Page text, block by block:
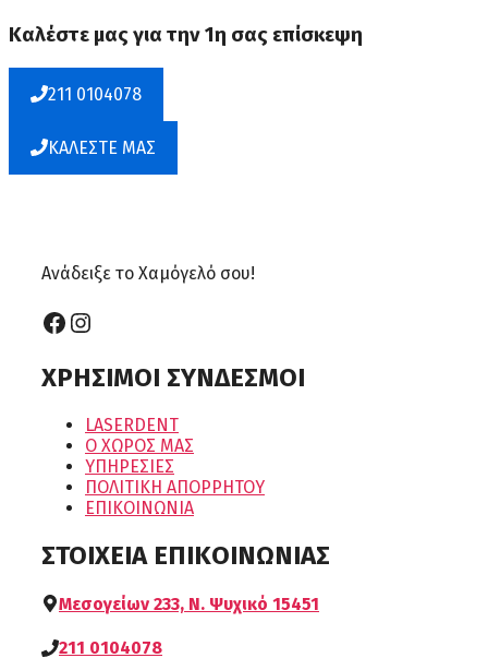
Καλέστε μας για την 1η σας επίσκεψη
211 0104078
ΚΑΛΕΣΤΕ ΜΑΣ
Ανάδειξε το Χαμόγελό σου!
Facebook
Instagram
ΧΡΗΣΙΜΟΙ ΣΥΝΔΕΣΜΟΙ
LASERDENT
Ο ΧΩΡΟΣ ΜΑΣ
ΥΠΗΡΕΣΙΕΣ
ΠΟΛΙΤΙΚΗ ΑΠΟΡΡΗΤΟΥ
ΕΠΙΚΟΙΝΩΝΙΑ
ΣΤΟΙΧΕΙΑ ΕΠΙΚΟΙΝΩΝΙΑΣ
Μεσογείων 233, Ν. Ψυχικό 15451
211 0104078